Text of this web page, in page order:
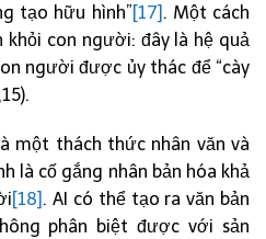
tạo hữu hình”[17] . Một cách
khỏi con người: đây là hệ quả
người được ủy thác để “cày
một thách thức nhân văn và
là cố gắng nhân bản hóa khả
[18] . AI có thể tạo ra văn bản
phân biệt được với sản